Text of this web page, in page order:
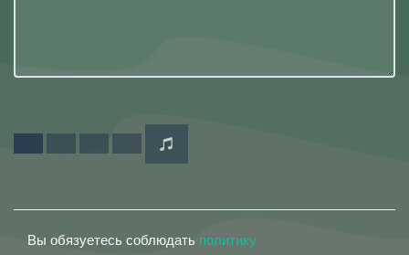
Вы обязуетесь соблюдать политику